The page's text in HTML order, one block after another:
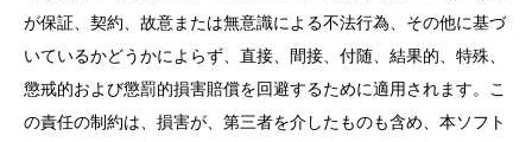
が保証、契約、故意または無意識による不法行為、その他に基づ
いているかどうかによらず、直接、間接、付随、結果的、特殊、
懲戒的および懲罰的損害賠償を回避するために適用されます。こ
の責任の制約は、損害が、第三者を介したものも含め、本ソフト